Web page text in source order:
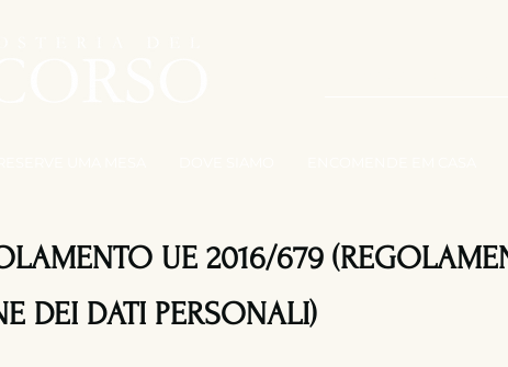
UE 2016/679
DEI DATI PERSONALI)